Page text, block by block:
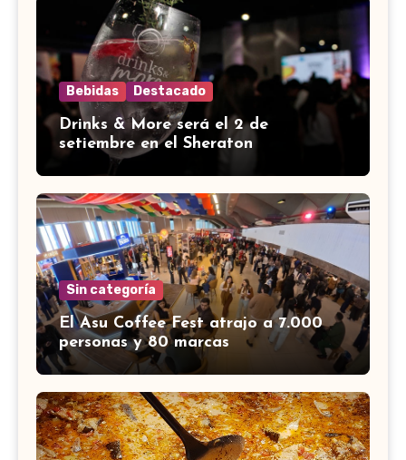
Bebidas Destacado
Drinks & More será el 2 de
setiembre en el Sheraton
Sin categoría
El Asu Coffee Fest atrajo a 7.000
personas y 80 marcas